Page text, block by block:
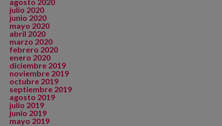
julio 2020
junio 2020
mayo 2020
abril 2020
marzo 2020
febrero 2020
enero 2020
diciembre 2019
noviembre 2019
octubre 2019
septiembre 2019
agosto 2019
julio 2019
junio 2019
mayo 2019